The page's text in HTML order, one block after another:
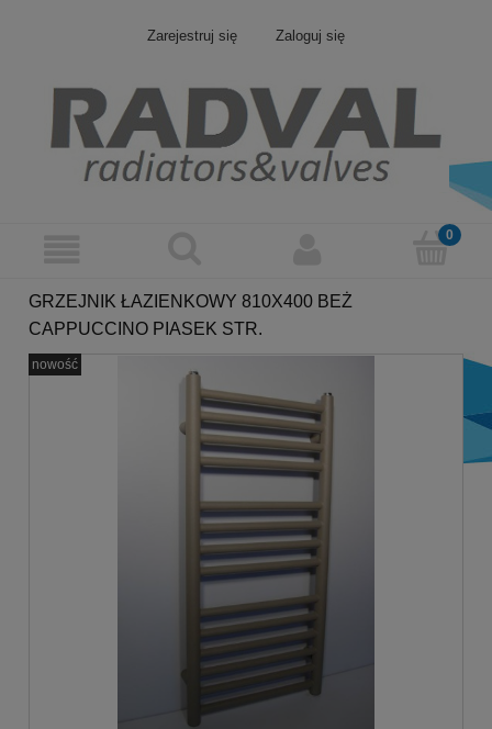
Zarejestruj się Zaloguj się
GRZEJNIK ŁAZIENKOWY 810X400 BEŻ
CAPPUCCINO PIASEK STR.
nowość